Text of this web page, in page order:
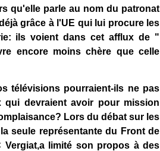
qu'elle parle au nom du patronat
grâce à l'UE qui lui procure les
ils voient dans cet afflux de "
encore moins chère que celle
télévisions pourraient-ils ne pas
devraient avoir pour mission
Lors du débat sur les
seule représentante du Front de
Vergiat,a limité son propos à des